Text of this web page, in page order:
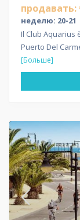
продавать:
неделю: 20-21
Il Club Aquarius
Puerto Del
[Больше]